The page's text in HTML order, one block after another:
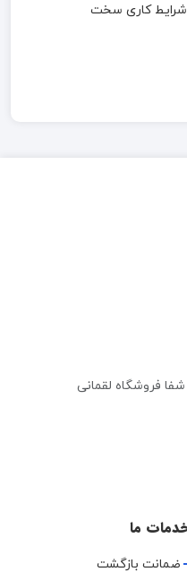
شرایط کاری سخت
فروشگاه لقمانی
ما
ضمانت بازگشت